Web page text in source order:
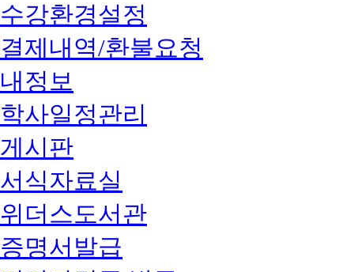
수강환경설정
결제내역/환불요청
내정보
학사일정관리
게시판
서식자료실
위더스도서관
증명서발급